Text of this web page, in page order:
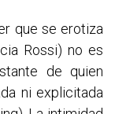
que se erotiza
Rossi) no es
de quien
ni explicitada